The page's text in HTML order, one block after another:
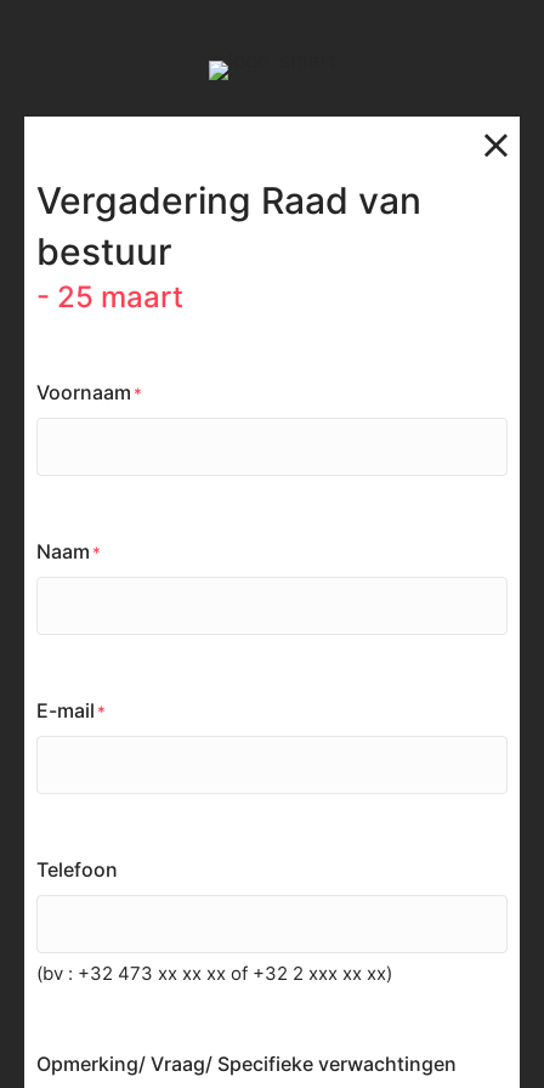
Vergadering Raad van
bestuur
- 25 maart
Voornaam
Naam
E-mail
Telefoon
(bv : +32 473 xx xx xx of +32 2 xxx xx xx)
Opmerking/ Vraag/ Specifieke verwachtingen